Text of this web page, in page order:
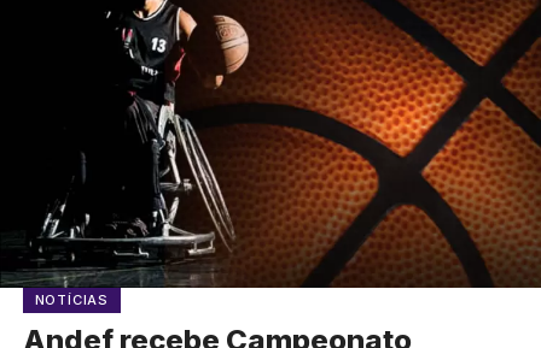
NOTÍCIAS
Andef recebe Campeonato